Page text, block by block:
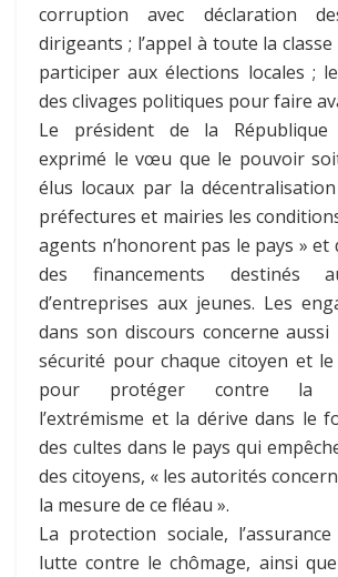
corruption avec déclaration
dirigeants ; l’appel à toute la
participer aux élections locales ;
des clivages politiques pour faire
Le président de la République
exprimé le vœu que le pouvoir
élus locaux par la
préfectures et mairies les
agents n’honorent pas le pays » et
des financements destinés
d’entreprises aux jeunes. Les
dans son discours concerne
sécurité pour chaque citoyen et le
pour protéger contre la
l’extrémisme et la dérive dans le
des cultes dans le pays qui
des citoyens, « les autorités
la mesure de ce fléau ».
La protection sociale,
lutte contre le chômage, ainsi